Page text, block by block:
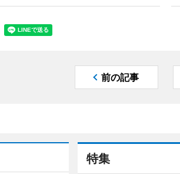
前の記事
特集